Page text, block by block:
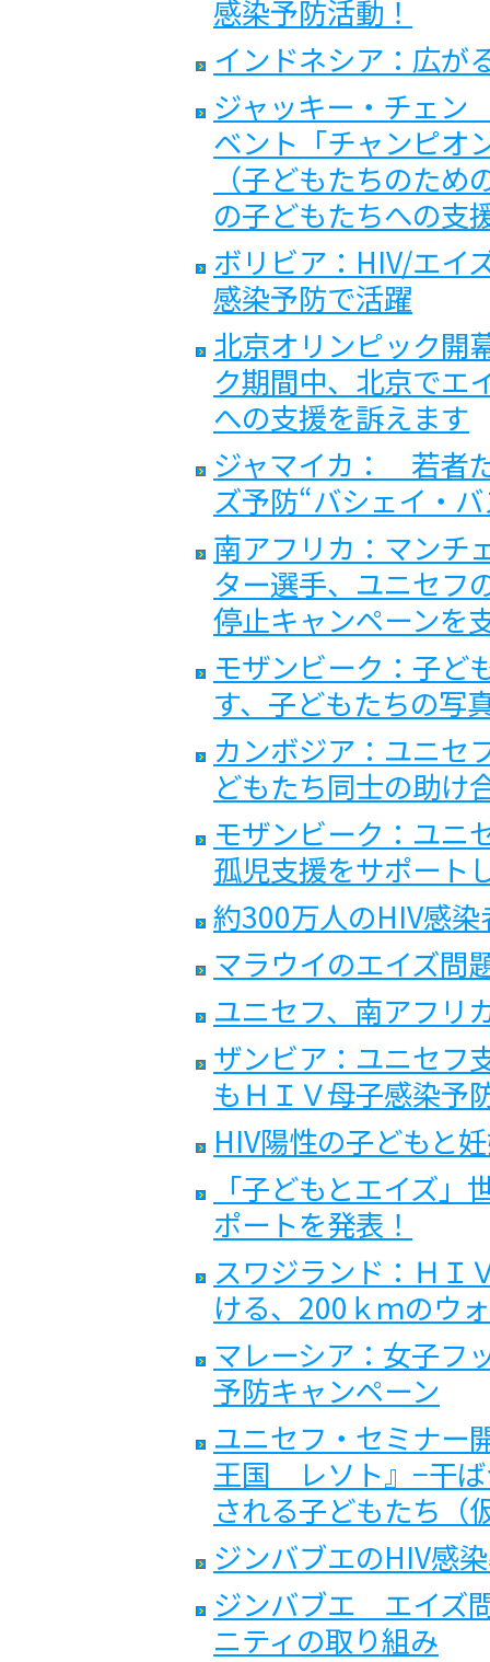
感染予防活動！
インドネシア：広が
ジャッキー・チェ
ベント「チャンピオ
（子どもたちのた
の子どもたちへの支
ボリビア：HIV/エイ
感染予防で活躍
北京オリンピック開
ク期間中、北京でエ
への支援を訴えます
ジャマイカ： 若者
ズ予防“バシェイ・
南アフリカ：マンチ
ター選手、ユニセフ
停止キャンペーンを
モザンビーク：子ど
す、子どもたちの写
カンボジア：ユニセ
どもたち同士の助け
モザンビーク：ユニ
孤児支援をサポート
約300万人のHIV感
マラウイのエイズ問
ユニセフ、南アフリ
ザンビア：ユニセフ
もＨＩＶ母子感染予
HIV陽性の子どもと
「子どもとエイズ
ポートを発表！
スワジランド：ＨＩ
ける、200ｋｍのウ
マレーシア：女子フ
予防キャンペーン
ユニセフ・セミナー
王国 レソト』−干ば
される子どもたち（
ジンバブエのHIV感
ジンバブエ エイズ
ニティの取り組み